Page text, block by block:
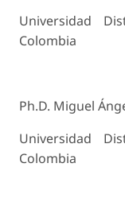
Universidad
Colombia
Ph.D. Miguel
Universidad
Colombia